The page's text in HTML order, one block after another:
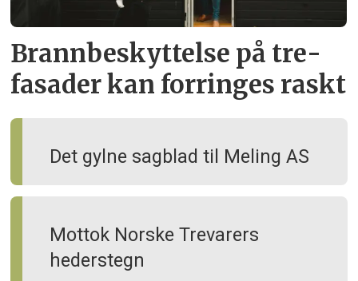
Brann­beskyttelse på tre­
fasader kan forringes raskt
Det gylne sagblad til Meling AS
Mottok Norske Trevarers
hederstegn